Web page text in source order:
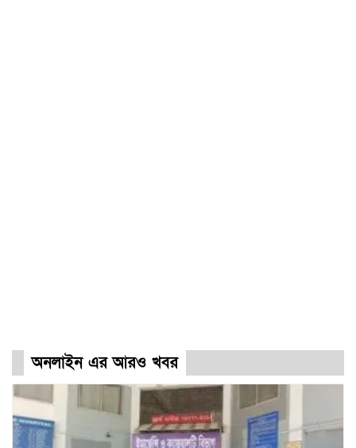
অনলাইন এর আরও খবর